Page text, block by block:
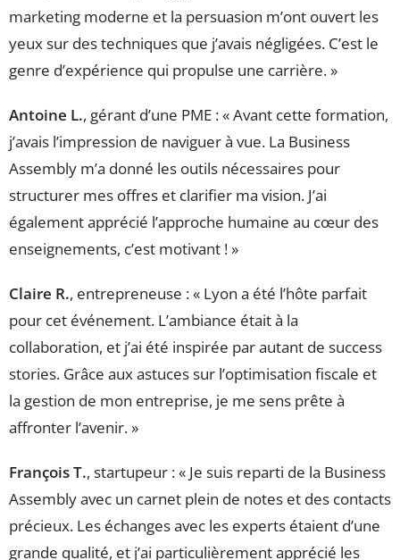
marketing moderne et la persuasion m’ont ouvert les
yeux sur des techniques que j’avais négligées. C’est le
genre d’expérience qui propulse une carrière. »
Antoine L., gérant d’une PME : « Avant cette formation,
j’avais l’impression de naviguer à vue. La Business
Assembly m’a donné les outils nécessaires pour
structurer mes offres et clarifier ma vision. J’ai
également apprécié l’approche humaine au cœur des
enseignements, c’est motivant ! »
Claire R., entrepreneuse : « Lyon a été l’hôte parfait
pour cet événement. L’ambiance était à la
collaboration, et j’ai été inspirée par autant de success
stories. Grâce aux astuces sur l’optimisation fiscale et
la gestion de mon entreprise, je me sens prête à
affronter l’avenir. »
François T., startupeur : « Je suis reparti de la Business
Assembly avec un carnet plein de notes et des contacts
précieux. Les échanges avec les experts étaient d’une
grande qualité, et j’ai particulièrement apprécié les